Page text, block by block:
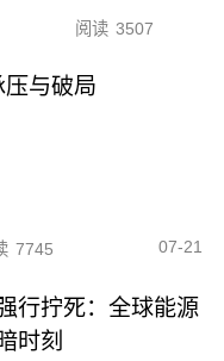
阅读 3507
与破局
7745 07-21
行拧死：全球能源
时刻